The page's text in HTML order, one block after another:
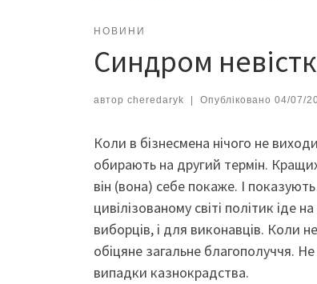
НОВИНИ
Синдром
автор cheredaryk Опубліковано 04/07/
Коли в бізнесмена нічого не
обирають на другий термін.
він (вона) себе покаже. І
цивілізованому світі політик
виборців, і для виконавців. Коли
обіцяне загальне благополуччя.
випадки казнокрадства.